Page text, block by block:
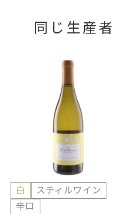
同じ生産
白
スティルワイン
辛口